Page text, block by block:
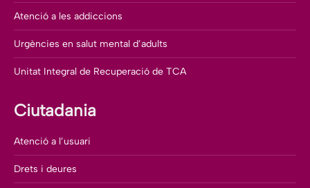
Atenció a les addiccions
Urgències en salut mental d’adults
Unitat Integral de Recuperació de TCA
Ciutadania
Atenció a l’usuari
Drets i deures